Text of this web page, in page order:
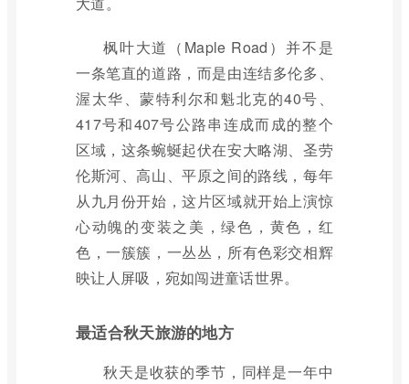
枫叶大道（Maple Road）并不是
一条笔直的道路，而是由连结多伦多、
渥太华、蒙特利尔和魁北克的40号、
417号和407号公路串连成而成的整个
区域，这条蜿蜒起伏在安大略湖、圣劳
伦斯河、高山、平原之间的路线，每年
从九月份开始，这片区域就开始上演惊
心动魄的变装之美，绿色，黄色，红
色，一簇簇，一丛丛，所有色彩交相辉
映让人屏吸，宛如闯进童话世界。
最适合秋天旅游的地方
秋天是收获的季节，同样是一年中